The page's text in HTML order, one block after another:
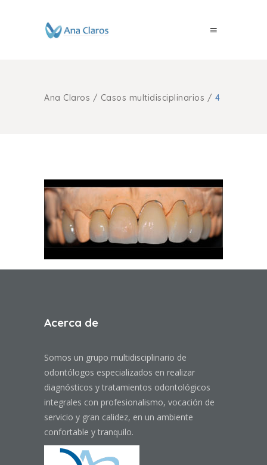
Ana Claros / Casos multidisciplinarios / 4
Acerca de
Somos un grupo multidisciplinario de
odontólogos especializados en realizar
diagnósticos y tratamientos odontológicos
integrales con profesionalismo, vocación de
servicio y gran calidez, en un ambiente
confortable y tranquilo.